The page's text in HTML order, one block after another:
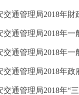
交通管理局2018年財
交通管理局2018年
交通管理局2018年
交通管理局2018年
通管理局2018年“